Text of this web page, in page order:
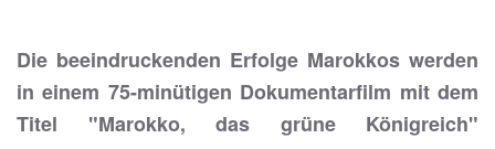
Die beeindruckenden Erfolge Marokkos werden
in einem 75-minütigen Dokumentarfilm mit dem
Titel "Marokko, das grüne Königreich"